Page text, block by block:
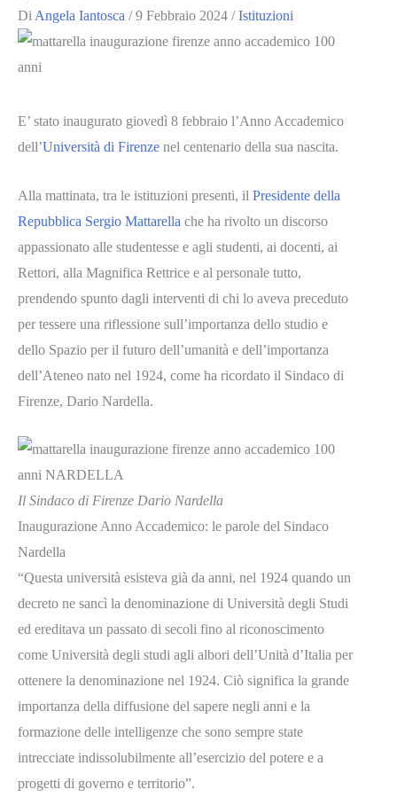
Di Angela Iantosca /9 Febbraio 2024 /Istituzioni
E’ stato inaugurato giovedì 8 febbraio l’Anno Accademico
dell’Università di Firenze nel centenario della sua nascita.
Alla mattinata, tra le istituzioni presenti, il Presidente della
Repubblica Sergio Mattarella che ha rivolto un discorso
appassionato alle studentesse e agli studenti, ai docenti, ai
Rettori, alla Magnifica Rettrice e al personale tutto,
prendendo spunto dagli interventi di chi lo aveva preceduto
per tessere una riflessione sull’importanza dello studio e
dello Spazio per il futuro dell’umanità e dell’importanza
dell’Ateneo nato nel 1924, come ha ricordato il Sindaco di
Firenze, Dario Nardella.
Il Sindaco di Firenze Dario Nardella
Inaugurazione Anno Accademico: le parole del Sindaco
Nardella
“Questa università esisteva già da anni, nel 1924 quando un
decreto ne sancì la denominazione di Università degli Studi
ed ereditava un passato di secoli fino al riconoscimento
come Università degli studi agli albori dell’Unità d’Italia per
ottenere la denominazione nel 1924. Ciò significa la grande
importanza della diffusione del sapere negli anni e la
formazione delle intelligenze che sono sempre state
intrecciate indissolubilmente all’esercizio del potere e a
progetti di governo e territorio”.